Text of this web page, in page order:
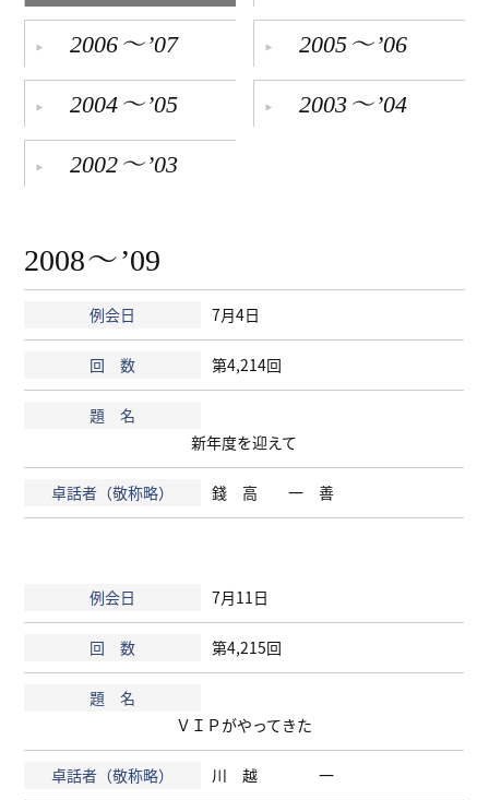
2006 ～’07 2005 ～’06
2004 ～’05 2003 ～’04
2002 ～’03
2008～’09
7月4日
第4,214回
新年度を迎えて
錢 高 一 善
7月11日
第4,215回
ＶＩＰがやってきた
川 越 一